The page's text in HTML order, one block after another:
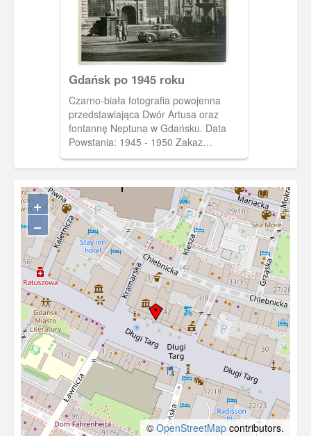
wytłoczone i pozłocone.
Gdańsk po 1945 roku
Czarno-biała fotografia powojenna
przedstawiająca Dwór Artusa oraz
fontannę Neptuna w Gdańsku. Data
Powstania: 1945 - 1950 Zakaz
kopiowania, zasób dostępny w zbiorach
Muzeum II Wojny Światowej w
Gdańsku, sygnatura: MIIWS/A/3/12
+
−
© OpenStreetMap contributors.